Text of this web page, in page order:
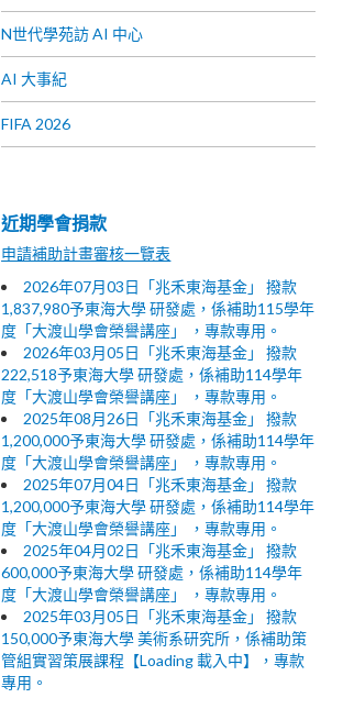
N世代學苑訪 AI 中心
AI 大事紀
FIFA 2026
近期學會捐款
申請補助計畫審核一覽表
2026年07月03日「兆禾東海基金」 撥款
1,837,980予東海大學 研發處，係補助115學年
度「大渡山學會榮譽講座」 ，專款專用。
2026年03月05日「兆禾東海基金」 撥款
222,518予東海大學 研發處，係補助114學年
度「大渡山學會榮譽講座」 ，專款專用。
2025年08月26日「兆禾東海基金」 撥款
1,200,000予東海大學 研發處，係補助114學年
度「大渡山學會榮譽講座」 ，專款專用。
2025年07月04日「兆禾東海基金」 撥款
1,200,000予東海大學 研發處，係補助114學年
度「大渡山學會榮譽講座」 ，專款專用。
2025年04月02日「兆禾東海基金」 撥款
600,000予東海大學 研發處，係補助114學年
度「大渡山學會榮譽講座」 ，專款專用。
2025年03月05日「兆禾東海基金」 撥款
150,000予東海大學 美術系研究所，係補助策
管組實習策展課程【Loading 載入中】，專款
專用。